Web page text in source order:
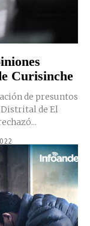
Curisinche
de presuntos
de El